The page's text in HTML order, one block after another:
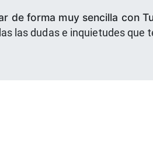
de forma muy sencilla con
las dudas e inquietudes